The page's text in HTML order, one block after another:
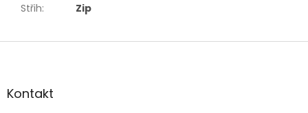
Střih: Zip
Z
aKontakt